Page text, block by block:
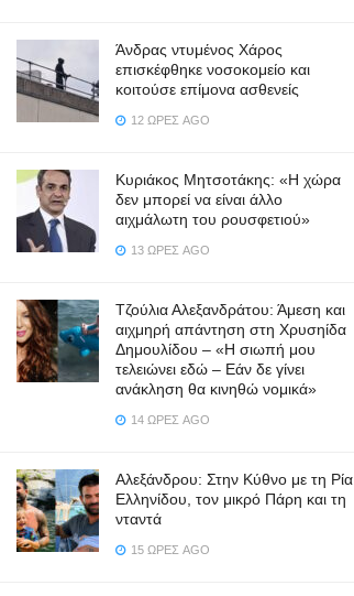
Άνδρας ντυμένος Χάρος
επισκέφθηκε νοσοκομείο και
κοιτούσε επίμονα ασθενείς
12 ΏΡΕΣ AGO
Κυριάκος Μητσοτάκης: «Η χώρα
δεν μπορεί να είναι άλλο
αιχμάλωτη του ρουσφετιού»
13 ΏΡΕΣ AGO
Τζούλια Αλεξανδράτου: Άμεση και
αιχμηρή απάντηση στη Χρυσηίδα
Δημουλίδου – «Η σιωπή μου
τελειώνει εδώ – Εάν δε γίνει
ανάκληση θα κινηθώ νομικά»
14 ΏΡΕΣ AGO
Αλεξάνδρου: Στην Κύθνο με τη Ρία
Ελληνίδου, τον μικρό Πάρη και τη
νταντά
15 ΏΡΕΣ AGO